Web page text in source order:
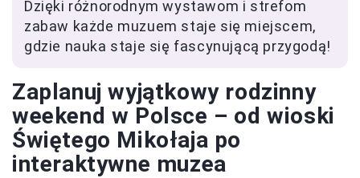
Dzięki różnorodnym wystawom i strefom
zabaw każde muzuem staje się miejscem,
gdzie nauka staje się fascynującą przygodą!
Zaplanuj wyjątkowy rodzinny
weekend w Polsce – od wioski
Świętego Mikołaja po
interaktywne muzea